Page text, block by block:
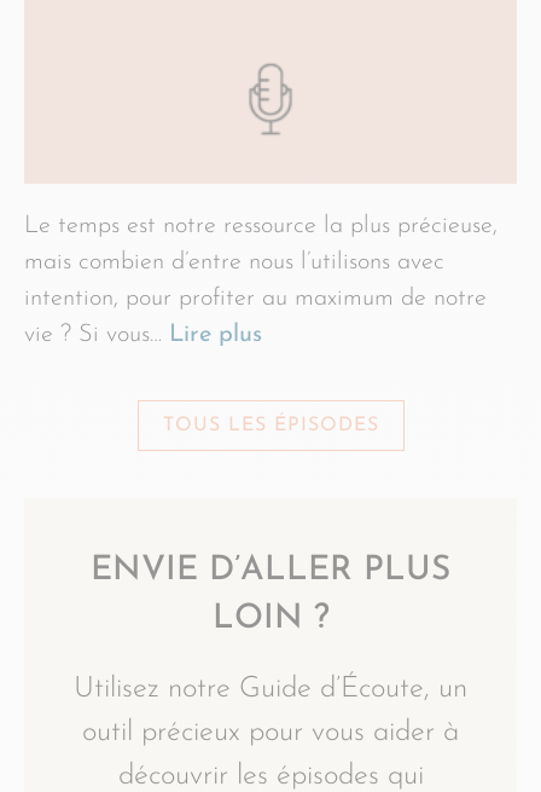
Le temps est notre ressource la plus précieuse,
mais combien d’entre nous l’utilisons avec
intention, pour profiter au maximum de notre
vie ? Si vous… Lire plus
TOUS LES ÉPISODES
ENVIE D’ALLER PLUS
LOIN ?
Utilisez notre Guide d’Écoute, un
outil précieux pour vous aider à
découvrir les épisodes qui